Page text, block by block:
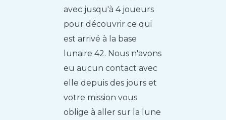
avec jusqu'à 4 joueurs
pour découvrir ce qui
est arrivé à la base
lunaire 42. Nous n'avons
eu aucun contact avec
elle depuis des jours et
votre mission vous
oblige à aller sur la lune